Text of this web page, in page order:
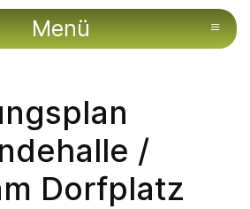
Menü ≡
/
Dorfplatz